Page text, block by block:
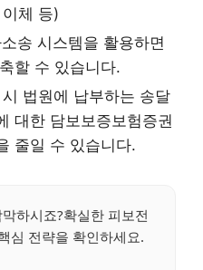
체 등)
송 시스템을 활용하면
할 수 있습니다.
법원에 납부하는 송달
대한 담보보증보험증권
줄일 수 있습니다.
하시죠?확실한 피보전
심 전략을 확인하세요.